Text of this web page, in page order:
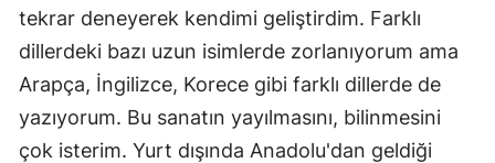
Manisa
Kahramanmaraş
Mardin
Muğla
tekrar deneyerek kendimi geliştirdim. Farklı
dillerdeki bazı uzun isimlerde zorlanıyorum ama
Arapça, İngilizce, Korece gibi farklı dillerde de
yazıyorum. Bu sanatın yayılmasını, bilinmesini
çok isterim. Yurt dışında Anadolu'dan geldiği